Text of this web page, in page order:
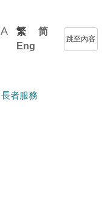
A 繁
简
Eng
跳至內容
長者服務